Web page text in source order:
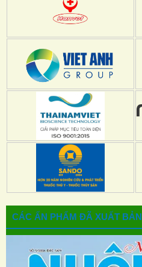
CÁC ẤN PHẨM ĐÃ XUẤT BẢN